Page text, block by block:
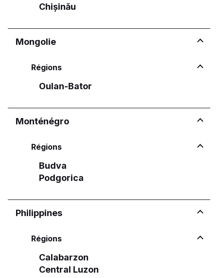
Chișinău
Mongolie
Régions
Oulan-Bator
Monténégro
Régions
Budva
Podgorica
Philippines
Régions
Calabarzon
Central Luzon